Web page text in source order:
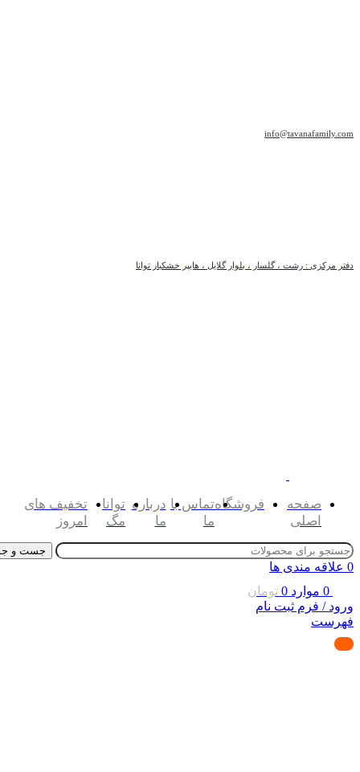
info@tavanafamily.com
دفتر مرکزی : رشت ، گلسار ، بلوار گلایل ، هایپر خشکبار توانا
صفحه
اصلی
فروشگاهتماس با
ما
درباره
ما
توانا
مگ
تخفیف های
امروز
جست و
0 علاقه مندی ها
0 موارد 0 تومان
ورود / فرم ثبت نام
فهرست